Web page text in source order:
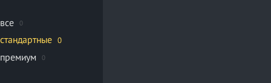
все 0
стандартные 0
премиум 0